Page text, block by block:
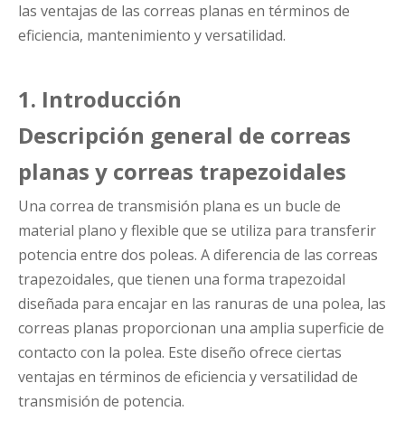
las ventajas de las correas planas en términos de
eficiencia, mantenimiento y versatilidad.
1. Introducción
Descripción general de correas
planas y correas trapezoidales
Una correa de transmisión plana es un bucle de
material plano y flexible que se utiliza para transferir
potencia entre dos poleas. A diferencia de las correas
trapezoidales, que tienen una forma trapezoidal
diseñada para encajar en las ranuras de una polea, las
correas planas proporcionan una amplia superficie de
contacto con la polea. Este diseño ofrece ciertas
ventajas en términos de eficiencia y versatilidad de
transmisión de potencia.